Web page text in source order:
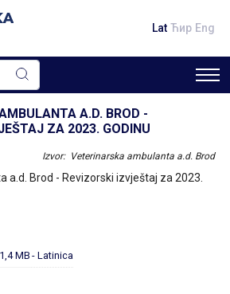
Lat Ћир Eng
A.D. BROD -
ZA 2023. GODINU
Izvor: Veterinarska ambulanta a.d. Brod
a.d. Brod - Revizorski izvještaj za 2023.
1,4 MB - Latinica